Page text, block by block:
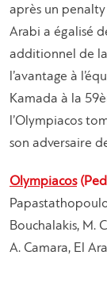
après un
Arabi a égalisé
additionnel de
l’avantage à
Kamada à la
l’Olympiacos
son adversaire
Olympiacos
Bouchalakis, M.
A. Camara, El